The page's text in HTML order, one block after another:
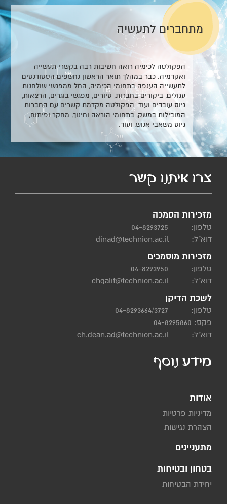
מתחברים לתעשיה
הפקולטה לכימיה רואה חשיבות רבה בקשרי תעשייה
ואקדמיה. כבר במהלך תואר הראשון נחשפים הסטודנטים
לתעשייה הענפה בתחומי הכימיה, החל ממפגשי שולחנות
עגולים, ביקורים בחברות, סיורים, מפגשי בוגרים, הרצאות,
גיוס עובדים ועוד. הפקולטה מקדמת קשרים עם החברות
המובילות במשק, בתחומי הוראה וחינוך, מחקר ופיתוח,
גיוס משאבי אנוש, ועוד.
צרו איתנו קשר
מזכירות הסמכה
טלפון:
04-8293725
דוא"ל:
dinad@technion.ac.il
מזכירות מוסמכים
טלפון:
04-8293950
דוא"ל:
chgalit@technion.ac.il
לשכת הדיקן
טלפון:
04-8293664/3727
פקס: 04-8295860
דוא"ל:
ch.dean.ad@technion.ac.il
מידע נוסף
אודות
מדיניות פרטיות
הצהרת נגישות
מתעניינים
בטחון ובטיחות
יחידת הבטיחות